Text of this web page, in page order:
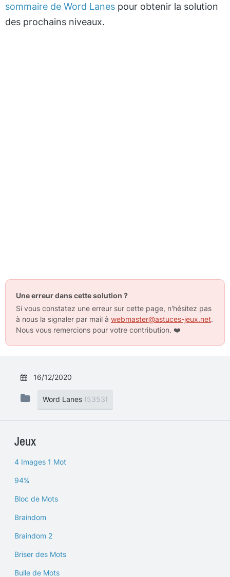
sommaire de Word Lanes pour obtenir la solution
des prochains niveaux.
Une erreur dans cette solution ?
Si vous constatez une erreur sur cette page, n'hésitez pas
à nous la signaler par mail à webmaster@astuces-jeux.net.
Nous vous remercions pour votre contribution. ❤️
16/12/2020
Word Lanes (5353)
Jeux
4 Images 1 Mot
94%
Bloc de Mots
Braindom
Braindom 2
Briser des Mots
Bulle de Mots